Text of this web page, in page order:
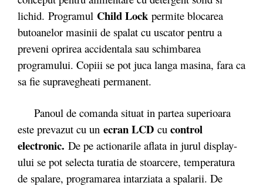
lichid. Programul Child Lock permite blocarea
butoanelor masinii de spalat cu uscator pentru a
preveni oprirea accidentala sau schimbarea
programului. Copiii se pot juca langa masina, fara ca
sa fie supravegheati permanent.
Panoul de comanda situat in partea superioara
este prevazut cu un ecran LCD cu control
electronic. De pe actionarile aflata in jurul display-
ului se pot selecta turatia de stoarcere, temperatura
de spalare, programarea intarziata a spalarii. De